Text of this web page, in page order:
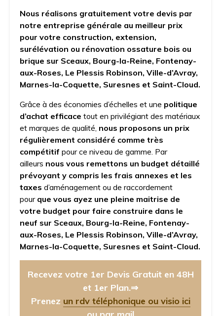
Nous réalisons gratuitement votre devis par
notre entreprise générale au meilleur prix
pour votre construction, extension,
surélévation ou rénovation ossature bois ou
brique sur Sceaux, Bourg-la-Reine, Fontenay-
aux-Roses, Le Plessis Robinson, Ville-d’Avray,
Marnes-la-Coquette, Suresnes et Saint-Cloud.
Grâce à des économies d’échelles et une politique
d’achat efficace tout en privilégiant des matériaux
et marques de qualité, nous proposons un prix
régulièrement considéré comme très
compétitif pour ce niveau de gamme. Par
ailleurs nous vous remettons un budget détaillé
prévoyant y compris les frais annexes et les
taxes d’aménagement ou de raccordement
pour que vous ayez une pleine maitrise de
votre budget pour faire construire dans le
neuf sur Sceaux, Bourg-la-Reine, Fontenay-
aux-Roses, Le Plessis Robinson, Ville-d’Avray,
Marnes-la-Coquette, Suresnes et Saint-Cloud.
Recevez votre 1er Devis Gratuit en 48H
et 1er Plan.⇒
Prenez un rdv téléphonique ou visio ici